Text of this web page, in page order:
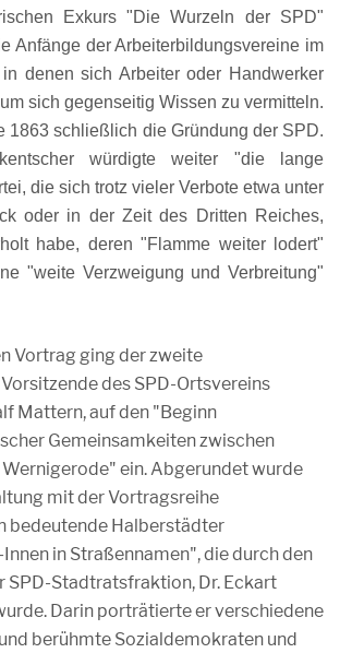
Exkurs "Die Wurzeln der SPD"
Anfänge der Arbeiterbildungsvereine im
denen sich Arbeiter oder Handwerker
sich gegenseitig Wissen zu vermitteln.
1863 schließlich die Gründung der SPD.
würdigte weiter "die lange
die sich trotz vieler Verbote etwa unter
oder in der Zeit des Dritten Reiches,
habe, deren "Flamme weiter lodert"
"weite Verzweigung und Verbreitung"
Vortrag ging der zweite
des SPD-Ortsvereins
Mattern, auf den "Beginn
Gemeinsamkeiten zwischen
ein. Abgerundet wurde
mit der Vortragsreihe
bedeutende Halberstädter
in Straßennamen", die durch den
SPD-Stadtratsfraktion, Dr. Eckart
Darin porträtierte er verschiedene
berühmte Sozialdemokraten und